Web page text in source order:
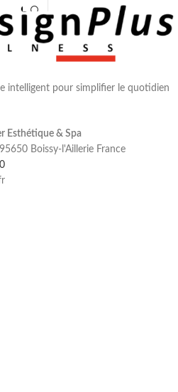
intelligent pour simplifier le quotidien
Esthétique & Spa
Boissy-l'Aillerie France